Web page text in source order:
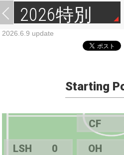
2026特別
2026.6.9 update
Starting
CF
LSH 0 OH